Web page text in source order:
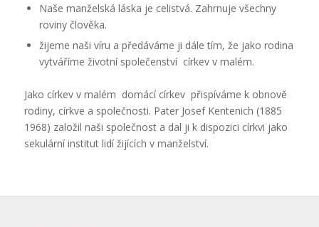
Naše manželská láska je celistvá. Zahrnuje všechny
roviny člověka.
žijeme naši víru a předáváme ji dále tím, že jako rodina
vytváříme životní společenství  církev v malém.
Jako církev v malém  domácí církev  přispíváme k obnově
rodiny, církve a společnosti. Pater Josef Kentenich (1885 
1968) založil naši společnost a dal ji k dispozici církvi jako
sekulární institut lidí žijících v manželství.